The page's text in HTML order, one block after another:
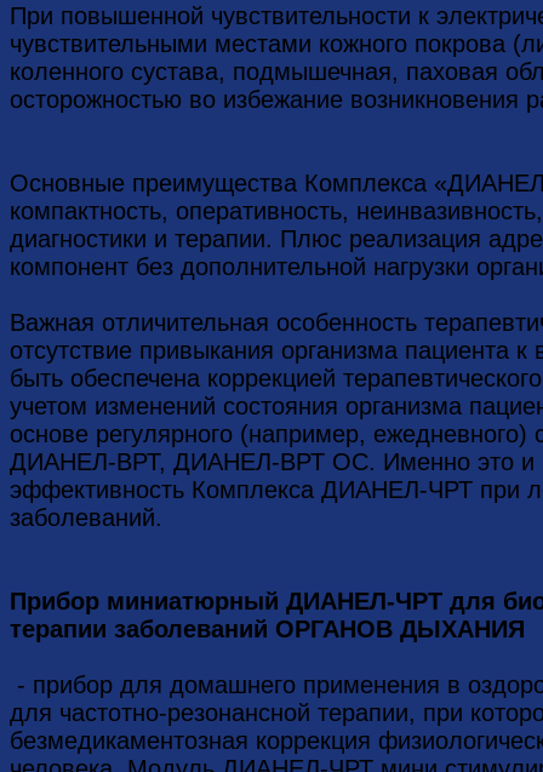
При повышенной чувствительности к
чувствительными местами кожного покрова
коленного сустава, подмышечная, паховая
осторожностью во избежание возникновения
Основные преимущества Комплекса
компактность, оперативность,
диагностики и терапии. Плюс реализация
компонент без дополнительной нагрузки
Важная отличительная особенность
отсутствие привыкания организма пациента
быть обеспечена коррекцией
учетом изменений состояния организма
основе регулярного (например, ежедневного)
ДИАНЕЛ-ВРТ, ДИАНЕЛ-ВРТ ОС. Именно это и
эффективность Комплекса ДИАНЕЛ-ЧРТ при
заболеваний.
Прибор миниатюрный ДИАНЕЛ-ЧРТ для
терапии заболеваний ОРГАНОВ ДЫХАНИЯ
- прибор для домашнего применения в
для частотно-резонансной терапии, при
безмедикаментозная коррекция